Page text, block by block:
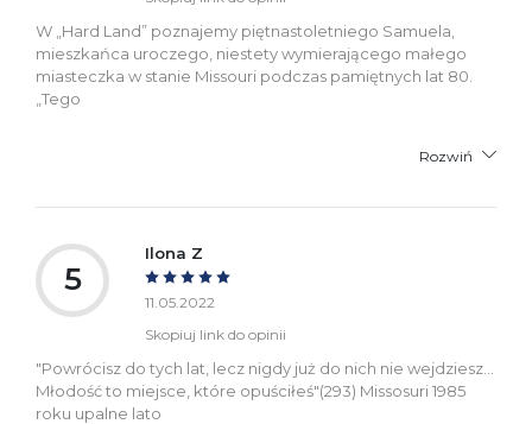
W „Hard Land” poznajemy piętnastoletniego Samuela,
mieszkańca uroczego, niestety wymierającego małego
miasteczka w stanie Missouri podczas pamiętnych lat 80.
„Tego
Rozwiń
5
Ilona Z
11.05.2022
Skopiuj link do opinii
"Powrócisz do tych lat, lecz nigdy już do nich nie wejdziesz...
Młodość to miejsce, które opuściłeś"(293) Missosuri 1985
roku upalne lato